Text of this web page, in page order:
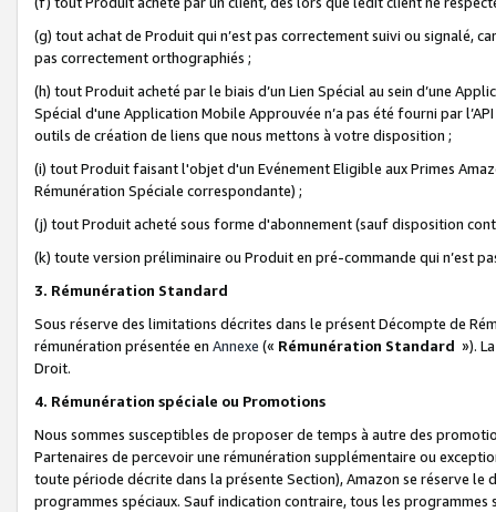
(g) tout achat de Produit qui n’est pas correctement suivi ou signalé,
pas correctement orthographiés ;
(h) tout Produit acheté par le biais d’un Lien Spécial au sein d’une
Spécial d'une Application Mobile Approuvée n’a pas été fourni par
outils de création de liens que nous mettons à votre disposition ;
(i) tout Produit faisant l'objet d'un Evénement Eligible aux Primes
Rémunération Spéciale correspondante) ;
(j) tout Produit acheté sous forme d'abonnement (sauf disposition
(k) toute version préliminaire ou Produit en pré-commande qui n’est
3. Rémunération Standard
Sous réserve des limitations décrites dans le présent Décompte de
rémunération présentée en Annexe (« Rémunération Standard »).
Droit.
4. Rémunération spéciale ou Promotions
Nous sommes susceptibles de proposer de temps à autre des
Partenaires de percevoir une rémunération supplémentaire ou
toute période décrite dans la présente Section), Amazon se réserve
programmes spéciaux. Sauf indication contraire, tous les